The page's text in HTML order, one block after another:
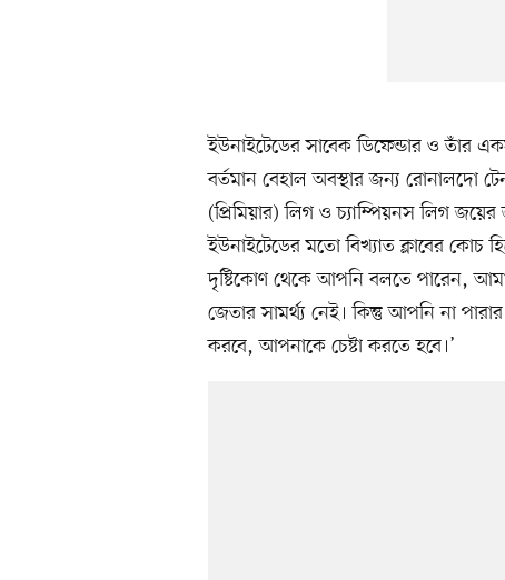
ইউনাইটেডের সাবেক ডিফেন্ডার ও তাঁর
বর্তমান বেহাল অবস্থার জন্য রোনালদো
(প্রিমিয়ার) লিগ ও চ্যাম্পিয়নস লিগ জয়ের
ইউনাইটেডের মতো বিখ্যাত ক্লাবের কোচ
দৃষ্টিকোণ থেকে আপনি বলতে পারেন,
জেতার সামর্থ্য নেই। কিন্তু আপনি না
করবে, আপনাকে চেষ্টা করতে হবে।’